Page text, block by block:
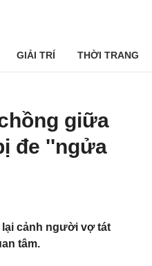
GIẢI TRÍ THỜI TRANG
giữa
đe ''ngửa
lại cảnh người vợ tát
tâm.